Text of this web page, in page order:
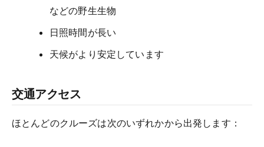
などの野生生物
日照時間が長い
天候がより安定しています
交通アクセス
ほとんどのクルーズは次のいずれかから出発します：